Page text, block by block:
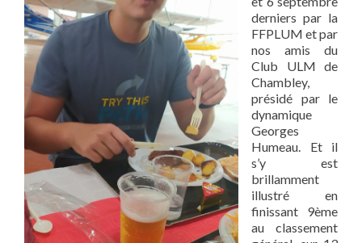
derniers par la
FFPLUM et par
nos amis du
Club ULM de
Chambley,
présidé par le
dynamique
Georges
Humeau. Et il
s’y est
brillamment
illustré en
finissant 9ème
au classement